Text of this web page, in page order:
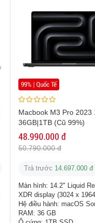
99% | Quốc Tế
Macbook M3 Pro 2023
36GB|1TB (Cũ 99%)
48.990.000 đ
50.790.000 đ
Trả trước 14.697.000 đ
Màn hình: 14.2" Liquid
XDR display (3024 x
Hệ điều hành: macOS
RAM: 36 GB